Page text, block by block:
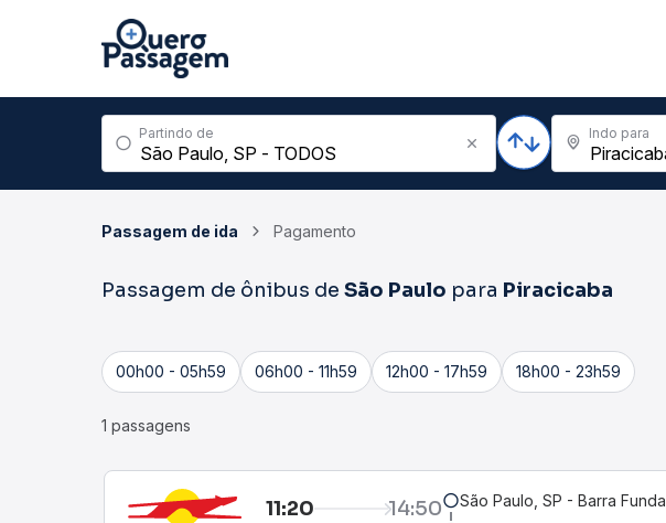
Partindo de Indo para
Passagem de ida Pagamento
Passagem de ônibus de São Paulo para Piracicaba
00h00 - 05h59 06h00 - 11h59 12h00 - 17h59 18h00 - 23h59
1 passagens
11:20 14:50
São Paulo, SP - Barra Funda